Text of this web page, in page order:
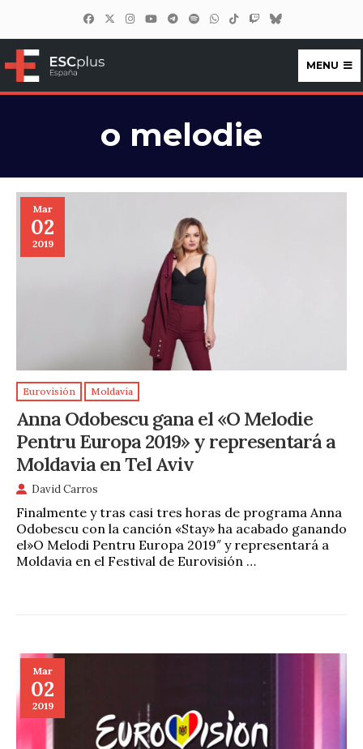
ESCplus España
MENU
o melodie
Mar
02
2019
Eurovisión Moldavia
Anna Odobescu gana el «O Melodie
Pentru Europa 2019» y representará a
Moldavia en Tel Aviv
David Carros
Finalmente y tras casi tres horas de programa Anna
Odobescu con la canción «Stay» ha acabado ganando
el»O Melodi Pentru Europa 2019″ y representará a
Moldavia en el Festival de Eurovisión …
Mar
02
2019